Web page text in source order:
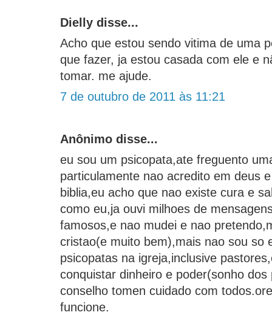
Dielly disse...
Acho que estou sendo vitima de uma
que fazer, ja estou casada com ele e
tomar. me ajude.
7 de outubro de 2011 às 11:21
Anônimo disse...
eu sou um psicopata,ate freguento
particulamente nao acredito em deus
biblia,eu acho que nao existe cura e
como eu,ja ouvi milhoes de
famosos,e nao mudei e nao
cristao(e muito bem),mais nao sou so
psicopatas na igreja,inclusive
conquistar dinheiro e poder(sonho
conselho tomen cuidado com
funcione.